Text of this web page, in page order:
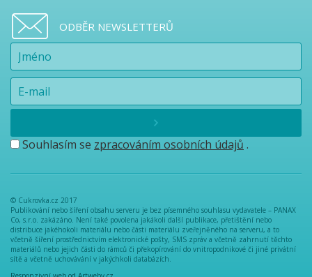
ODBĚR NEWSLETTERŮ
Souhlasím se zpracováním osobních údajů .
© Cukrovka.cz 2017
Publikování nebo šíření obsahu serveru je bez písemného souhlasu vydavatele – PANAX
Co, s.r.o. zakázáno. Není také povolena jakákoli další publikace, přetištění nebo
distribuce jakéhokoli materiálu nebo části materiálu zveřejněného na serveru, a to
včetně šíření prostřednictvím elektronické pošty, SMS zpráv a včetně zahrnutí těchto
materiálů nebo jejich části do rámců či překopírování do vnitropodnikové či jiné privátní
sítě a včetně uchovávání v jakýchkoli databázích.